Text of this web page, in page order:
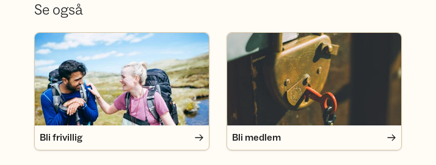
Se også
Bli frivillig
Bli frivillig
Bli medlem
Bli medlem